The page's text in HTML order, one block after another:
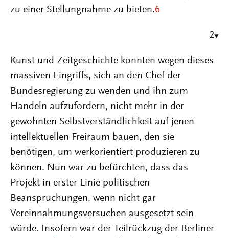
zu einer Stellungnahme zu bieten.6
2
Kunst und Zeitgeschichte konnten wegen dieses
massiven Eingriffs, sich an den Chef der
Bundesregierung zu wenden und ihn zum
Handeln aufzufordern, nicht mehr in der
gewohnten Selbstverständlichkeit auf jenen
intellektuellen Freiraum bauen, den sie
benötigen, um werkorientiert produzieren zu
können. Nun war zu befürchten, dass das
Projekt in erster Linie politischen
Beanspruchungen, wenn nicht gar
Vereinnahmungsversuchen ausgesetzt sein
würde. Insofern war der Teilrückzug der Berliner